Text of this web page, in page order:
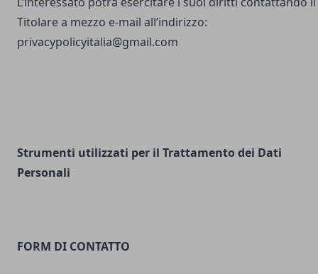
Titolare a mezzo e-mail all’indirizzo:
privacypolicyitalia@gmail.com
Strumenti utilizzati per il Trattamento dei Dati
Personali
FORM DI CONTATTO